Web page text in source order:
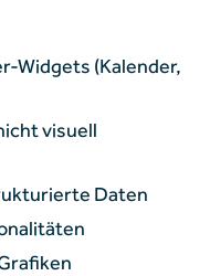
Widgets (Kalender,
visuell
Daten